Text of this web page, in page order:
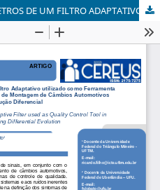
DETERMINAÇÃO DOS PARÂMETROS DE UM FILTRO ADAPTATIVO UTILIZADO COMO FERRAMENTA PARA CONTROLE DE QUALIDADE EM LINHA DE MONTAGEM DE CÂMBIOS AUTOMOTIVOS USANDO EVOLUÇÃO DIFERENCIAL